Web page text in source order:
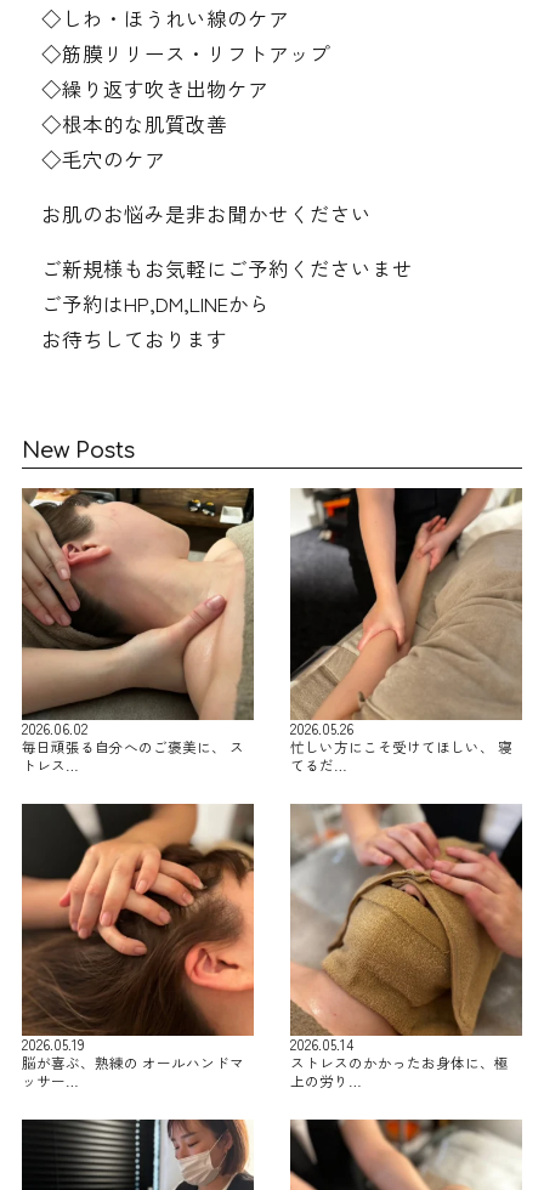
◇しわ・ほうれい線のケア
◇筋膜リリース・リフトアップ
◇繰り返す吹き出物ケア
◇根本的な肌質改善
◇毛穴のケア
お肌のお悩み是非お聞かせください
ご新規様もお気軽にご予約くださいませ
ご予約はHP,DM,LINEから
お待ちしております
New Posts
2026.06.02
毎日頑張る自分へのご褒美に、 ス
トレス…
2026.05.26
忙しい方にこそ受けてほしい、 寝
てるだ…
2026.05.19
脳が喜ぶ、熟練の オールハンドマ
ッサー…
2026.05.14
ストレスのかかったお身体に、極
上の労り…